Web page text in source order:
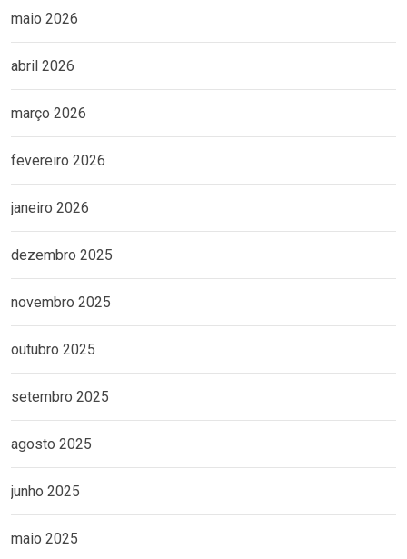
maio 2026
abril 2026
março 2026
fevereiro 2026
janeiro 2026
dezembro 2025
novembro 2025
outubro 2025
setembro 2025
agosto 2025
junho 2025
maio 2025